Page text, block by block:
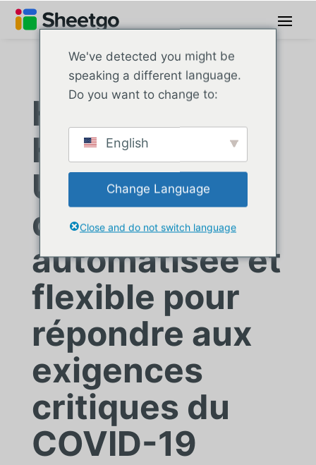
HMG
Healthcare :
Une solution
d'inventaire
automatisée et
flexible pour
répondre aux
exigences
critiques du
COVID-19
We've detected you might be
speaking a different language.
Do you want to change to:
English
Change Language
Close and do not switch language